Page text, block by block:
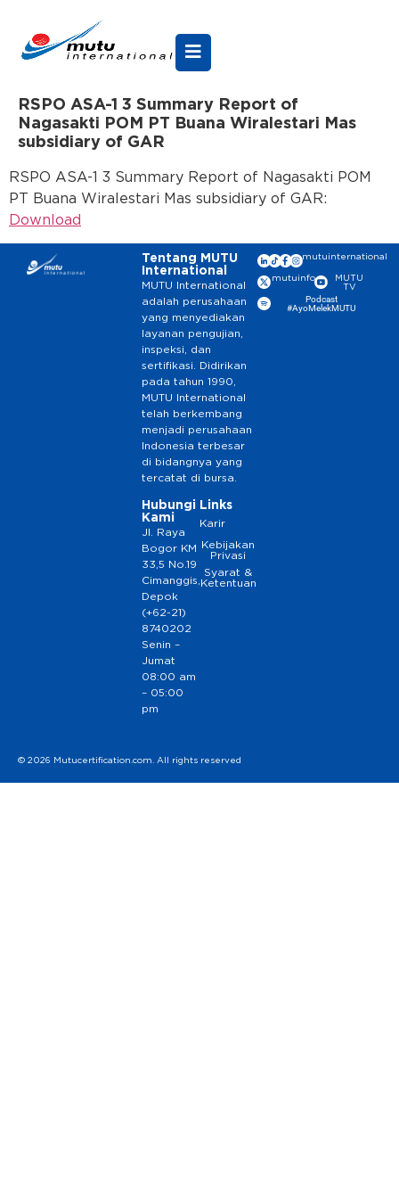
RSPO ASA-1 3 Summary Report of
Nagasakti POM PT Buana Wiralestari Mas
subsidiary of GAR
RSPO ASA-1 3 Summary Report of Nagasakti POM
PT Buana Wiralestari Mas subsidiary of GAR:
Download
Tentang MUTU
International
MUTU International
adalah perusahaan
yang menyediakan
layanan pengujian,
inspeksi, dan
sertifikasi. Didirikan
pada tahun 1990,
MUTU International
telah berkembang
menjadi perusahaan
Indonesia terbesar
di bidangnya yang
tercatat di bursa.
Hubungi
Kami
Jl. Raya
Bogor KM
33,5 No.19
Cimanggis,
Depok
(+62-21)
8740202
Senin –
Jumat
08:00 am
– 05:00
pm
Links
Karir
Kebijakan
Privasi
Syarat &
Ketentuan
mutuinternational
mutuinfo
MUTU
TV
Podcast
#AyoMelekMUTU
© 2026 Mutucertification.com. All rights reserved